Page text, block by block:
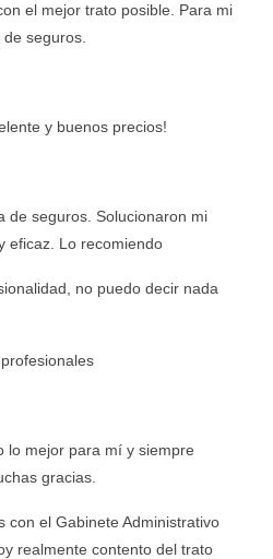
el mejor trato posible. Para mi
seguros.
y buenos precios!
de seguros. Solucionaron mi
eficaz. Lo recomiendo
no puedo decir nada
lo mejor para mí y siempre
gracias.
con el Gabinete Administrativo
realmente contento del trato